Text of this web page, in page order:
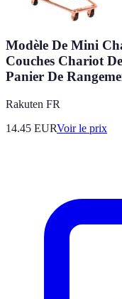
Modèle De Mini
Couches Chariot
Panier De
Rakuten FR
14.45 EURVoir le prix